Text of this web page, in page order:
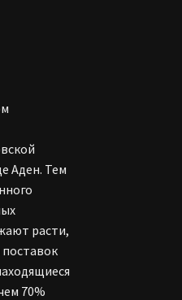
Аден. Тем
расти,
70%